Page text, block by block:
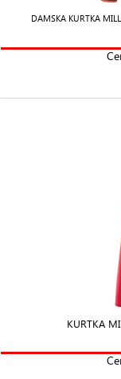
DAMSKA KURTKA
KURTKA